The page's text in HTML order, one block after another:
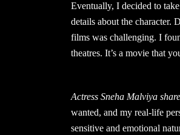
Eventually, I decided to
details about the character.
films was challenging. I
theatres. It’s a movie that
Actress Sneha Malviya
wanted, and my real-life
sensitive and emotional